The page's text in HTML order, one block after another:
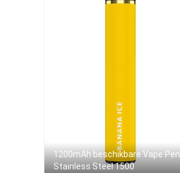
1200mAh beschikbare Vape Pen
Stainless Steel 1500